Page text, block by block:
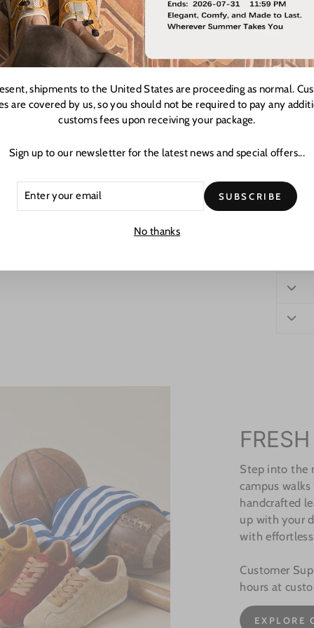
크기를
본 설문
다.
Step into the
campus
handcrafted
up with your
with
Customer
hours at
EXPLORE
shipments to the United States are proceeding as normal.
are covered by us, so you should not be required to pay any
customs fees upon receiving your package.
Sign up to our newsletter for the latest news and special offers...
SUBSCRIBE
No thanks